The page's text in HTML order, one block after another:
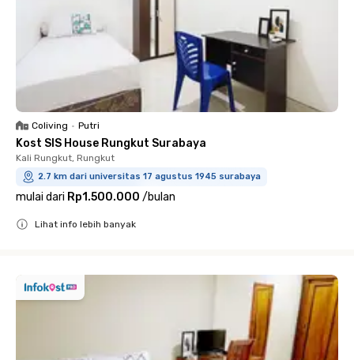
Coliving • Putri
Kost SIS House Rungkut Surabaya
Kali Rungkut, Rungkut
2.7 km dari universitas 17 agustus 1945 surabaya
mulai dari Rp1.500.000 /bulan
Lihat info lebih banyak